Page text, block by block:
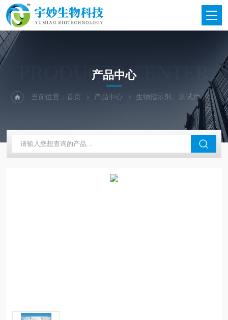
PRODUCTS CENTER
产品中心
当前位置：首页 产品中心 生物指示剂、测试片 3M